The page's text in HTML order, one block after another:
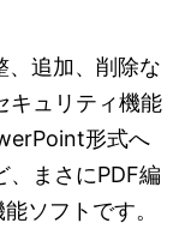
、追加、削除な
キュリティ機能
形式へ
、まさにPDF編
ソフトです。